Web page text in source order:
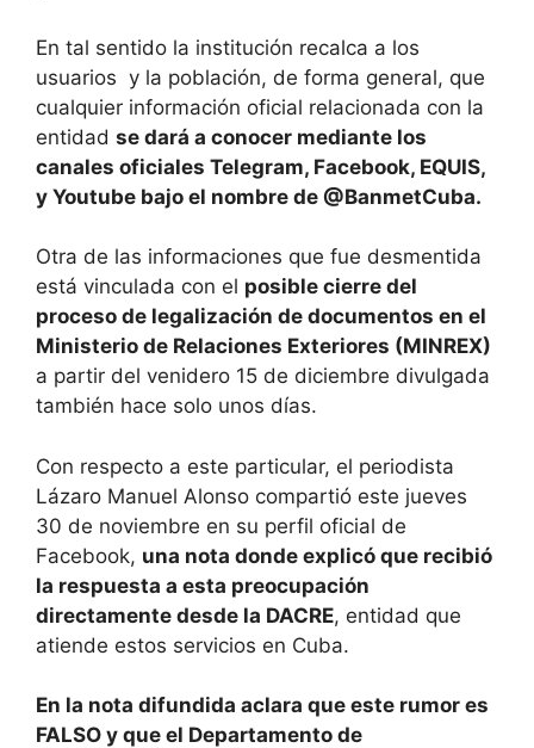
En tal sentido la institución recalca a los
usuarios y la población, de forma general, que
cualquier información oficial relacionada con la
entidad se dará a conocer mediante los
canales oficiales Telegram, Facebook, EQUIS,
y Youtube bajo el nombre de @BanmetCuba.
Otra de las informaciones que fue desmentida
está vinculada con el posible cierre del
proceso de legalización de documentos en el
Ministerio de Relaciones Exteriores (MINREX)
a partir del venidero 15 de diciembre divulgada
también hace solo unos días.
Con respecto a este particular, el periodista
Lázaro Manuel Alonso compartió este jueves
30 de noviembre en su perfil oficial de
Facebook, una nota donde explicó que recibió
la respuesta a esta preocupación
directamente desde la DACRE, entidad que
atiende estos servicios en Cuba.
En la nota difundida aclara que este rumor es
FALSO y que el Departamento de